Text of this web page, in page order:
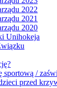
2022
2021
2020
Unihokeja
sportową /
przed